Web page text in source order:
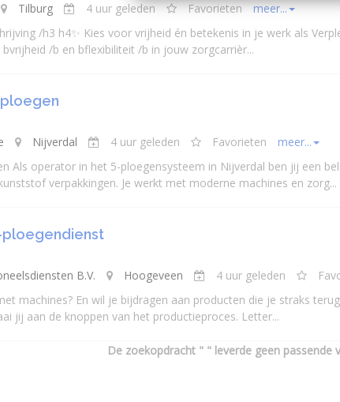
Tilburg 4 uur geleden Favorieten
meer...
/h3 h4✨ Kies voor vrijheid én betekenis in je werk als
/b en bflexibiliteit /b in jouw zorgcarrièr...
Nijverdal 4 uur geleden Favorieten
meer...
Als operator in het 5-ploegensysteem in Nijverdal ben jij een
verpakkingen. Je werkt met moderne machines en zorg...
B.V. Hoogeveen 4 uur geleden
machines? En wil je bijdragen aan producten die je straks
jij aan de knoppen van het productieproces. Letter...
De zoekopdracht " " leverde geen passende